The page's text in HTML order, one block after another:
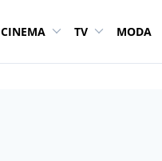
CINEMA TV MODA